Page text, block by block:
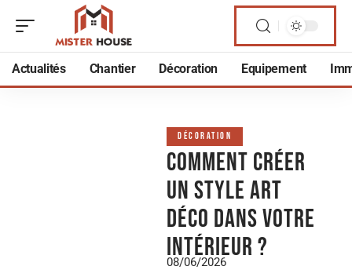
Actualités Chantier Décoration Equipement
DÉCORATION
Comment créer
un style art
déco dans votre
intérieur ?
08/06/2026